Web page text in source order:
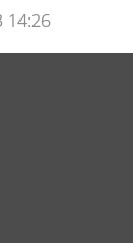
14:26